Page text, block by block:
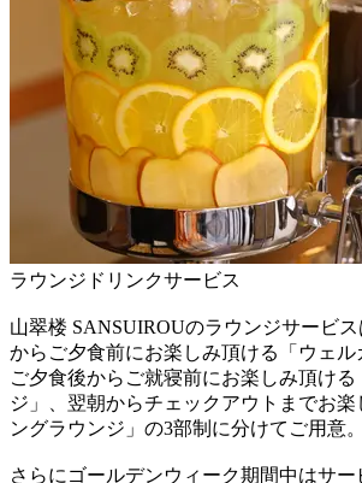
ラウンジドリンクサービス
山翠楼 SANSUIROUのラウンジサービ
からご夕食前にお楽しみ頂ける「ウェル
ご夕食後からご就寝前にお楽しみ頂け
ジ」、翌朝からチェックアウトまでお
ングラウンジ」の3部制に分けてご用意。
さらにゴールデンウィーク期間中はサー